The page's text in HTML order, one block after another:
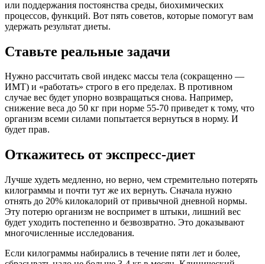
или поддержания постоянства среды, биохимических
процессов, функций. Вот пять советов, которые помогут вам
удержать результат диеты.
Ставьте реальные задачи
Нужно рассчитать свой индекс массы тела (сокращенно —
ИМТ) и «работать» строго в его пределах. В противном
случае вес будет упорно возвращаться снова. Например,
снижение веса до 50 кг при норме 55-70 приведет к тому, что
организм всеми силами попытается вернуться в норму. И
будет прав.
Откажитесь от экспресс-диет
Лучше худеть медленно, но верно, чем стремительно потерять
килограммы и почти тут же их вернуть. Сначала нужно
отнять до 20% килокалорий от привычной дневной нормы.
Эту потерю организм не воспримет в штыки, лишний вес
будет уходить постепенно и безвозвратно. Это доказывают
многочисленные исследования.
Если килограммы набирались в течение пяти лет и более,